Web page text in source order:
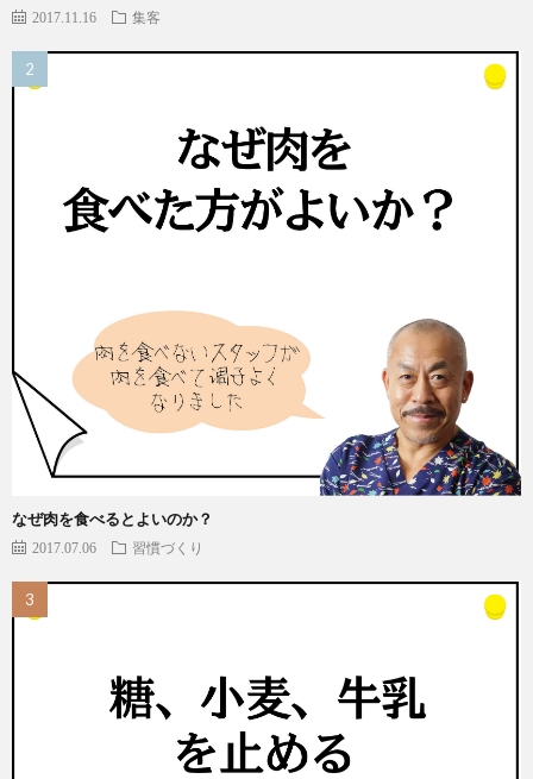
2017.11.16 集客
なぜ肉を食べるとよいのか？
2017.07.06 習慣づくり